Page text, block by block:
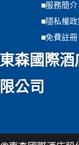
服務簡介
隱私權政
免費註冊
東森國際
限公司